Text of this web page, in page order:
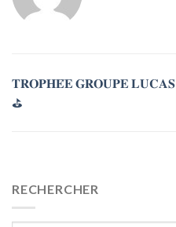
RECHERCHER
𝐓𝐑𝐎𝐏𝐇𝐄́𝐄 𝐆𝐑𝐎𝐔𝐏𝐄 𝐋𝐔𝐂𝐀𝐒
⛳️